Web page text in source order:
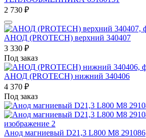
2 730 ₽
АНОД (PROTECH) верхний 340407
3 330 ₽
Под заказ
АНОД (PROTECH) нижний 340406
4 370 ₽
Под заказ
Анод магниевый D21,3 L800 M8 291086